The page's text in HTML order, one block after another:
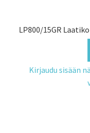
LP800/15GR
Kirjaudu sisään